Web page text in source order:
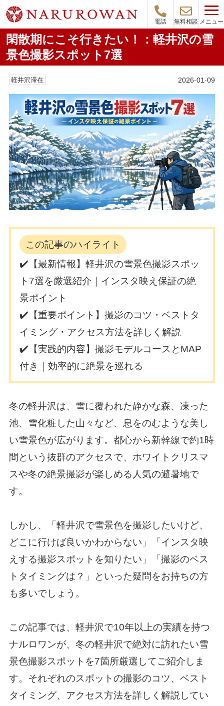
電話 無料相談 メニュー
閑散期にこそ行きたい！：軽井沢の雪
景色撮影スポット7選
軽井沢滞在 2026-01-09
この記事のハイライト
✔️【最新情報】軽井沢の雪景色撮影スポッ
ト7選を厳選紹介｜インスタ映え保証の絶
景ポイント
✔️【重要ポイント】撮影のコツ・ベストタ
イミング・アクセス方法を詳しく解説
✔️【実践的内容】撮影モデルコースとMAP
付き｜効率的に絶景を巡れる
冬の軽井沢は、雪に覆われた静かな森、凍った
池、雪化粧した山々など、息をのむような美し
い雪景色が広がります。都心から新幹線で約1時
間という抜群のアクセスで、ホワイトクリスマ
スや冬の絶景撮影が楽しめる人気の避暑地で
す。
しかし、「軽井沢で雪景色を撮影したいけど、
どこに行けば良いかわからない」「インスタ映
えする撮影スポットを知りたい」「撮影のベス
トタイミングは？」といった疑問をお持ちの方
も多いでしょう。
この記事では、軽井沢で10年以上の実績を持つ
ナルロワンが、冬の軽井沢で絶対に訪れたい雪
景色撮影スポットを7箇所厳選してご紹介しま
す。それぞれのスポットの撮影のコツ、ベスト
タイミング、アクセス方法を詳しく解説してい